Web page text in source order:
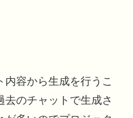
容から生成を行うこ
去のチャットで生成さ